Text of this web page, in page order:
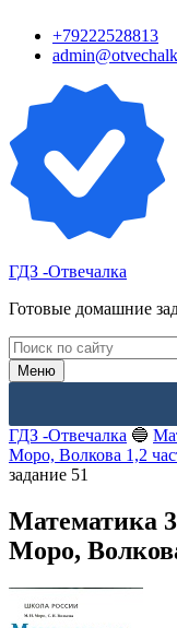
контенту
+79222528813
ГДЗ -Отвечалка
Готовые домашние
Поиск:
Меню
ГДЗ -Отвечалка 🔵
Моро, Волкова 1,2
задание 51
Математика 3
Моро,